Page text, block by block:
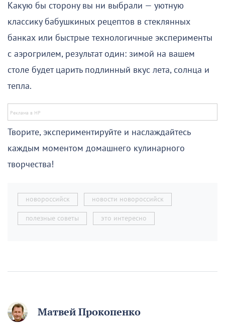
Какую бы сторону вы ни выбрали — уютную
классику бабушкиных рецептов в стеклянных
банках или быстрые технологичные эксперименты
с аэрогрилем, результат один: зимой на вашем
столе будет царить подлинный вкус лета, солнца и
тепла.
Творите, экспериментируйте и наслаждайтесь
каждым моментом домашнего кулинарного
творчества!
новороссийск новости новороссийск
полезные советы это интересно
Матвей Прокопенко